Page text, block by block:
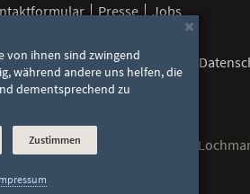
Presse Jobs
Cookie-Einstellungen
2026
×
von ihnen sind zwingend
während andere uns helfen, die
dementsprechend zu
Zustimmen